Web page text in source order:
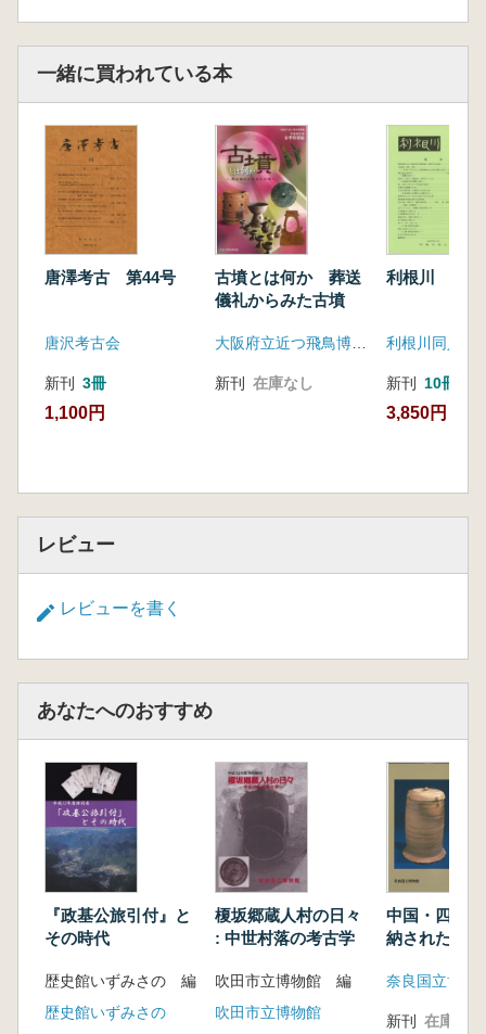
一緒に買われている本
唐澤考古 第44号
唐沢考古会
新刊 3冊
1,100円
古墳とは何か 葬送
儀礼からみた古墳
大阪府立近つ飛鳥博物館
新刊 在庫なし
利根川 第
利根川同人
新刊 10冊
3,850円
レビュー
レビューを書く
あなたへのおすすめ
『政基公旅引付』と
その時代
歴史館いずみさの 編
歴史館いずみさの
榎坂郷蔵人村の日々
: 中世村落の考古学
吹田市立博物館 編
吹田市立博物館
中国・四国
納されたや
新刊 在庫なし